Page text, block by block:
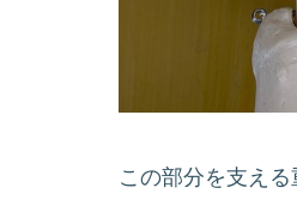
この部分を支え